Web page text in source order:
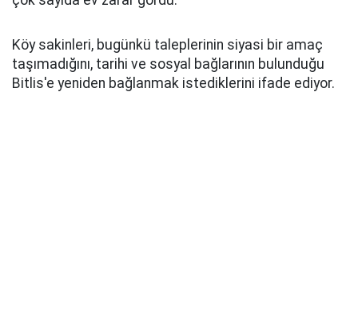
Köy sakinleri, bugünkü taleplerinin siyasi bir amaç
taşımadığını, tarihi ve sosyal bağlarının bulunduğu
Bitlis'e yeniden bağlanmak istediklerini ifade ediyor.